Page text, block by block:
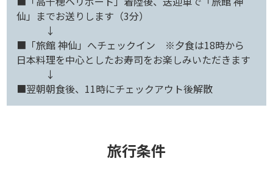
仙」までお送りします（3分）
↓
■「旅館 神仙」へチェックイン ※夕食は18時から
日本料理を中心としたお寿司をお楽しみいただきます
↓
■翌朝朝食後、11時にチェックアウト後解散
旅行条件